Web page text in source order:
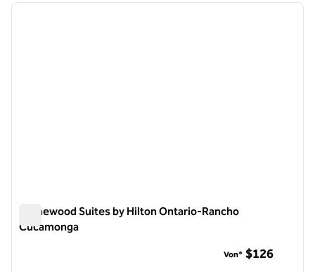
1 von 12
Homewood Suites by Hilton Ontario-Rancho
Cucamonga
Von* $126